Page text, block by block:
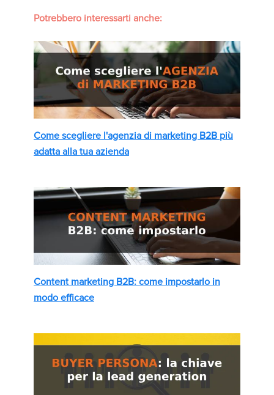
Potrebbero interessarti anche:
Come scegliere l'agenzia di marketing B2B più
adatta alla tua azienda
Content marketing B2B: come impostarlo in
modo efficace